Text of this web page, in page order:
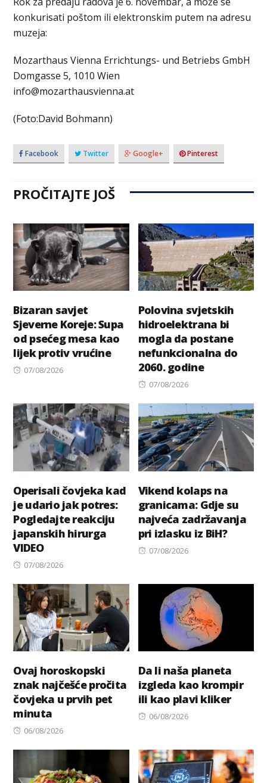
konkurisati poštom ili elektronskim putem na adresu
muzeja:
Mozarthaus Vienna Errichtungs- und Betriebs GmbH
Domgasse 5, 1010 Wien
info@mozarthausvienna.at
(Foto:David Bohmann)
Facebook Twitter Google+ Pinterest
PROČITAJTE JOŠ
Bizaran savjet
Sjeverne Koreje: Supa
od psećeg mesa kao
lijek protiv vrućine
Posted
07/08/2026
Polovina svjetskih
hidroelektrana bi
mogla da postane
nefunkcionalna do
2060. godine
Posted
07/08/2026
Operisali čovjeka kad
je udario jak potres:
Pogledajte reakciju
japanskih hirurga
VIDEO
Posted
07/08/2026
Vikend kolaps na
granicama: Gdje su
najveća zadržavanja
pri izlasku iz BiH?
Posted
07/08/2026
Ovaj horoskopski
znak najčešće pročita
čovjeka u prvih pet
minuta
Posted
06/08/2026
Da li naša planeta
izgleda kao krompir
ili kao plavi kliker
Posted
06/08/2026